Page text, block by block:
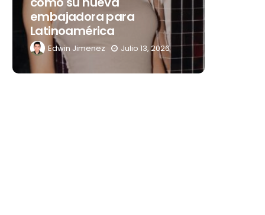
embajadora para
Latinoamérica
Edwin Jimenez Julio 13, 2026